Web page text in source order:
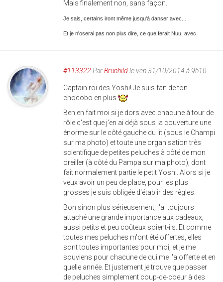
Mais finalement non, sans façon.
Je sais, certains iront même jusqu'à danser avec...
Et je n'oserai pas non plus dire, ce que ferait Nuu, avec.
#113322 ParBrunhildle ven 31/10/2014 à 9h10
Captain roi des Yoshi! Je suis fan de ton
chocobo en plus
Ben en fait moi si je dors avec chacune à tour de
rôle c'est que j'en ai déjà sous la couverture une
énorme sur le côté gauche du lit (sous le Champi
sur ma photo) et toute une organisation très
scientifique de petites peluches à côté de mon
oreiller (à côté du Pampa sur ma photo), dont
fait normalement partie le petit Yoshi. Alors si je
veux avoir un peu de place, pour les plus
grosses je suis obligée d'établir des règles.
Bon sinon plus sérieusement, j'ai toujours
attaché une grande importance aux cadeaux,
aussi petits et peu coûteux soient-ils. Et comme
toutes mes peluches m'ont été offertes, elles
sont toutes importantes pour moi, et je me
souviens pour chacune de qui me l'a offerte et en
quelle année. Et justement je trouve que passer
de peluches simplement coup-de-coeur à des